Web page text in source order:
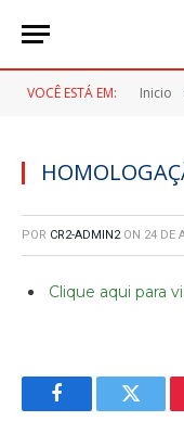
VOCÊ ESTÁ EM: Inicio
POR CR2-ADMIN2 ON 24 DE
Clique aqui para
Facebook